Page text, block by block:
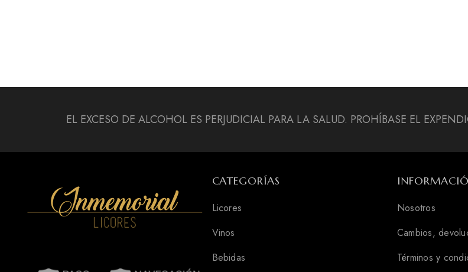
EL EXCESO DE ALCOHOL ES PERJUDICIAL PARA LA SALUD. PROHÍBASE EL
CATEGORÍAS
Licores
Vinos
Bebidas
Nosotros
Cambios,
Términos y